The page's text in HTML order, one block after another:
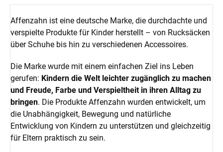
Affenzahn ist eine deutsche Marke, die durchdachte und
verspielte Produkte für Kinder herstellt – von Rucksäcken
über Schuhe bis hin zu verschiedenen Accessoires.
Die Marke wurde mit einem einfachen Ziel ins Leben
gerufen: Kindern die Welt leichter zugänglich zu machen
und Freude, Farbe und Verspieltheit in ihren Alltag zu
bringen. Die Produkte Affenzahn wurden entwickelt, um
die Unabhängigkeit, Bewegung und natürliche
Entwicklung von Kindern zu unterstützen und gleichzeitig
für Eltern praktisch zu sein.